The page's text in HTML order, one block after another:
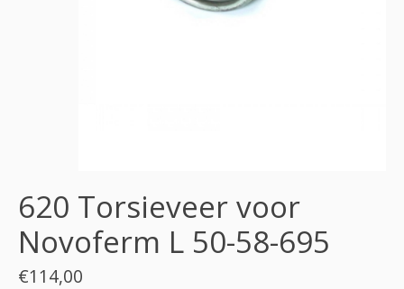
620 Torsieveer voor
Novoferm L 50-58-695
€114,00